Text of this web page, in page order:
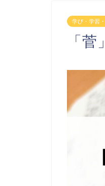
学び・学習
「